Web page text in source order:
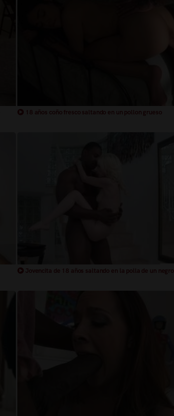
18 años coño fresco saltando en un pollon grueso
Jovencita de 18 años saltando en la polla de un negro